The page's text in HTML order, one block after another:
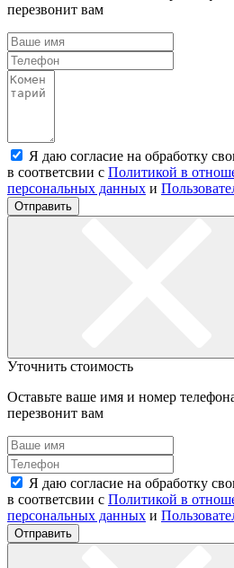
перезвонит вам
Я даю согласие на обработку
в соответсвии с Политикой в
персональных данных и
Отправить
Уточнить стоимость
Оставьте ваше имя и номер
перезвонит вам
Я даю согласие на обработку
в соответсвии с Политикой в
персональных данных и
Отправить